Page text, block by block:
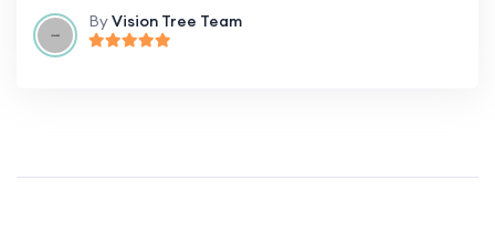
ByVision Tree Team